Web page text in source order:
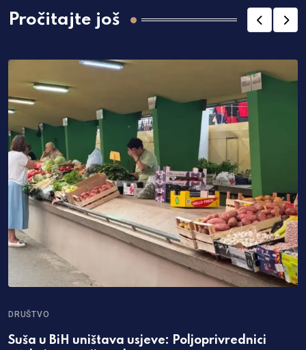
Pročitajte još
DRUŠTVO
Suša u BiH uništava usjeve: Poljoprivrednici